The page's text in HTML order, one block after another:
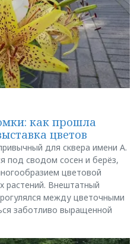
как прошла
цветов
для сквера имени А.
под сводом сосен и берёз,
цветовой
растений. Внештатный
между цветочными
заботливо выращенной